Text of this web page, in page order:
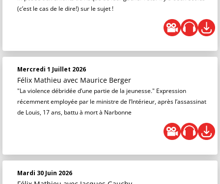
(c’est le cas de le dire!) sur le sujet !
Mercredi 1 Juillet 2026
Félix Mathieu avec Maurice Berger
"La violence débridée d’une partie de la jeunesse." Expression
récemment employée par le ministre de l’Intérieur, après l’assassinat
de Louis, 17 ans, battu à mort à Narbonne
Mardi 30 Juin 2026